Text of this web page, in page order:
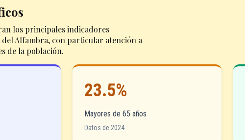
los principales indicadores
Alfambra, con particular atención a
de la población.
23.5%
Mayores de 65 años
Datos de 2024